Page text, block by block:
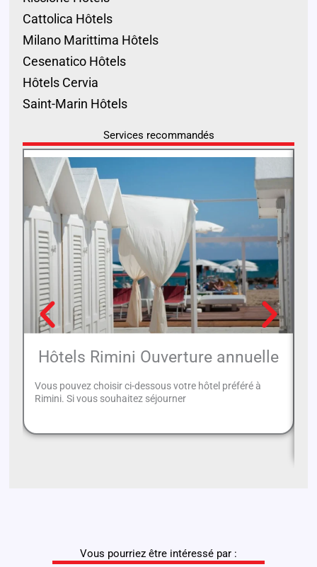
Cattolica Hôtels
Milano Marittima Hôtels
Cesenatico Hôtels
Hôtels Cervia
Saint-Marin Hôtels
Services recommandés
Hôtels Rimini Ouverture annuelle
Vous pouvez choisir ci-dessous votre hôtel préféré à
Rimini. Si vous souhaitez séjourner
Vous pourriez être intéressé par :